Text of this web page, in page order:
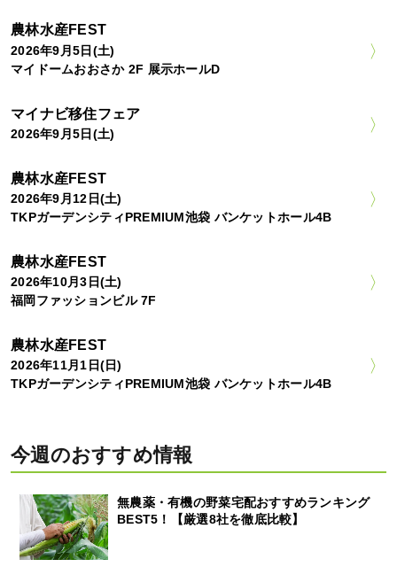
農林水産FEST
2026年9月5日(土)
マイドームおおさか 2F 展示ホールD
マイナビ移住フェア
2026年9月5日(土)
農林水産FEST
2026年9月12日(土)
TKPガーデンシティPREMIUM池袋 バンケットホール4B
農林水産FEST
2026年10月3日(土)
福岡ファッションビル 7F
農林水産FEST
2026年11月1日(日)
TKPガーデンシティPREMIUM池袋 バンケットホール4B
今週のおすすめ情報
無農薬・有機の野菜宅配おすすめランキング
BEST5！【厳選8社を徹底比較】